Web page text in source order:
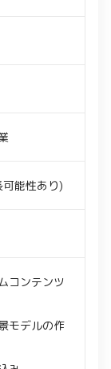
能性あり)
コンテンツ
モデルの作